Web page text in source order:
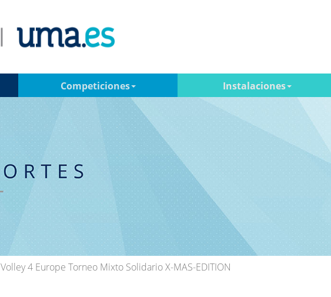
Competiciones Instalaciones
Volley 4 Europe Torneo Mixto Solidario X-MAS-EDITION